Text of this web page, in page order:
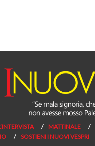
MATTINALE
SOSTIENI I NUOVI VESPRI